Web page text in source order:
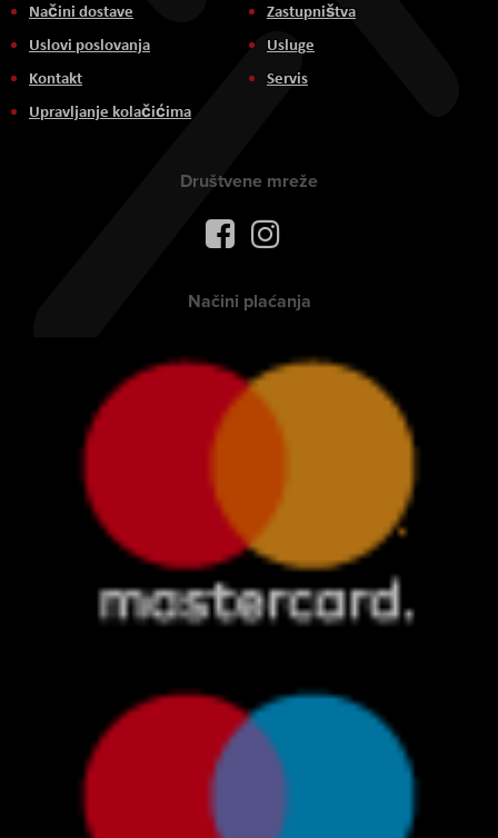
Načini dostave
Uslovi poslovanja
Kontakt
Upravljanje kolačićima
Zastupništva
Usluge
Servis
Društvene mreže
Načini plaćanja